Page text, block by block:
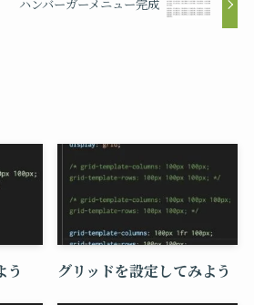
ハンバーガーメニュー完成
う グリッドを設定してみよう